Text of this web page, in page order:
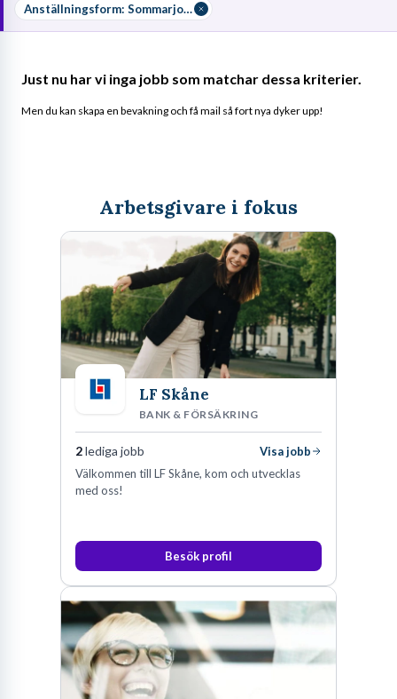
Anställningsform: Sommarjobb
Just nu har vi inga jobb som matchar dessa kriterier.
Men du kan skapa en bevakning och få mail så fort nya dyker upp!
Arbetsgivare i fokus
LF Skåne
BANK & FÖRSÄKRING
2lediga jobb
Visa jobb
Välkommen till LF Skåne, kom och utvecklas
med oss!
Besök profil